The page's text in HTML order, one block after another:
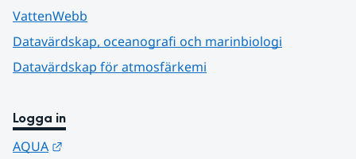
VattenWebb
Datavärdskap, oceanografi och marinbiologi
Datavärdskap för atmosfärkemi
Logga in
AQUA